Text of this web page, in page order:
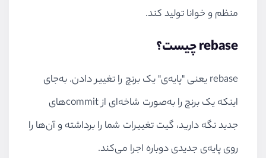
منظم و خوانا تولید کند.
rebase چیست؟
rebase یعنی "پایه‌ی" یک برنچ را تغییر دادن. به‌جای
اینکه یک برنچ را به‌صورت شاخه‌ای از commitهای
جدید نگه دارید، گیت تغییرات شما را برداشته و آن‌ها را
روی پایه‌ی جدیدی دوباره اجرا می‌کند.